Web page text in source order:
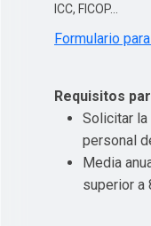
ICC, FICOP...
Formulario
Requisitos
Solicitar
personal
Media
superior a